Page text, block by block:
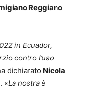
Reggiano
in Ecuador,
contro l’uso
dichiarato Nicola
«La nostra è